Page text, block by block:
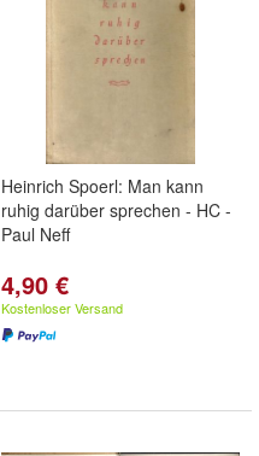
Heinrich Spoerl: Man kann
ruhig darüber sprechen - HC -
Paul Neff
4,90 €
Kostenloser Versand